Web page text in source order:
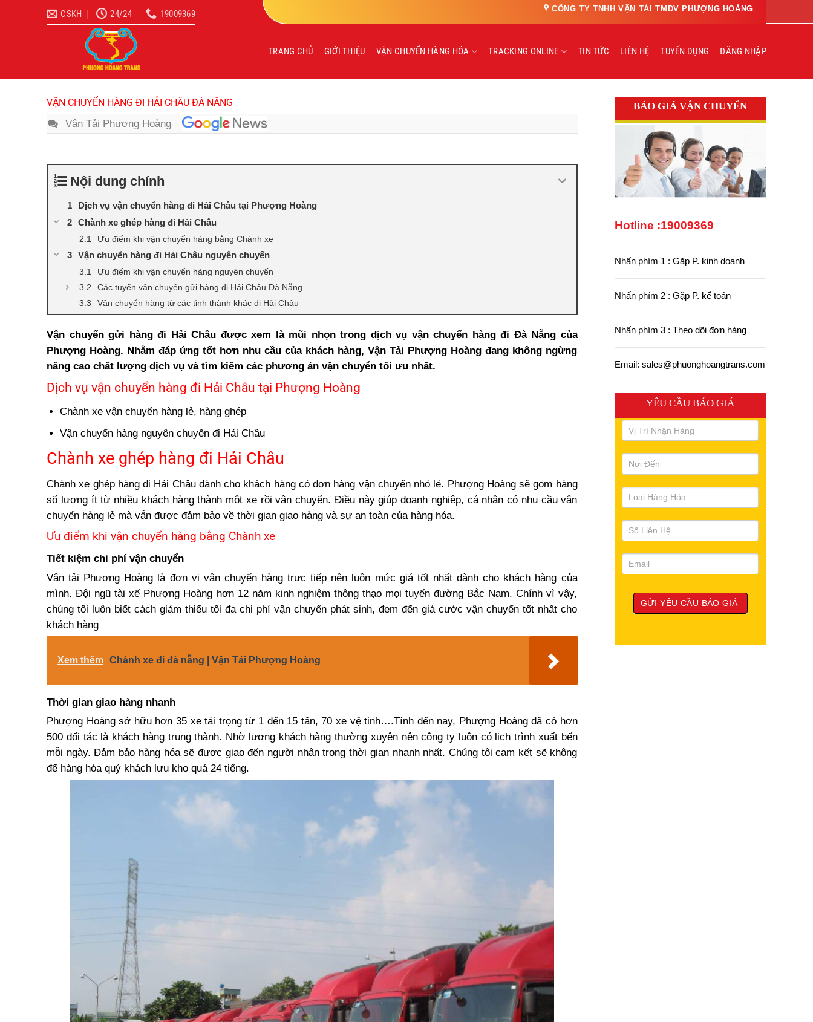
CSKH 24/24 19009369 CÔNG TY TNHH VẬN TẢI TMDV PHƯỢNG HOÀNG
TRANG CHỦ GIỚI THIỆU VẬN CHUYỂN HÀNG HÓA TRACKING ONLINE TIN TỨC LIÊN HỆ TUYỂN DỤNG ĐĂNG NHẬP
VẬN CHUYỂN HÀNG ĐI HẢI CHÂU ĐÀ NẴNG
Vận Tải Phượng Hoàng
Nội dung chính
Dịch vụ vận chuyển hàng đi Hải Châu tại Phượng Hoàng
Chành xe ghép hàng đi Hải Châu
Ưu điểm khi vận chuyển hàng bằng Chành xe
Vận chuyển hàng đi Hải Châu nguyên chuyến
Ưu điểm khi vận chuyển hàng nguyên chuyến
Các tuyến vận chuyển gửi hàng đi Hải Châu Đà Nẵng
Vận chuyển hàng từ các tỉnh thành khác đi Hải Châu
Vận chuyển gửi hàng đi Hải Châu được xem là mũi nhọn trong dịch vụ vận chuyển hàng đi Đà Nẵng của
Phượng Hoàng. Nhằm đáp ứng tốt hơn nhu cầu của khách hàng, Vận Tải Phượng Hoàng đang không ngừng
nâng cao chất lượng dịch vụ và tìm kiếm các phương án vận chuyển tối ưu nhất.
Dịch vụ vận chuyển hàng đi Hải Châu tại Phượng Hoàng
Chành xe vận chuyển hàng lẻ, hàng ghép
Vận chuyển hàng nguyên chuyến đi Hải Châu
Chành xe ghép hàng đi Hải Châu
Chành xe ghép hàng đi Hải Châu dành cho khách hàng có đơn hàng vận chuyển nhỏ lẻ. Phượng Hoàng sẽ gom hàng
số lượng ít từ nhiều khách hàng thành một xe rồi vận chuyển. Điều này giúp doanh nghiệp, cá nhân có nhu cầu vận
chuyển hàng lẻ mà vẫn được đảm bảo về thời gian giao hàng và sự an toàn của hàng hóa.
Ưu điểm khi vận chuyển hàng bằng Chành xe
Tiết kiệm chi phí vận chuyển
Vận tải Phượng Hoàng là đơn vị vận chuyển hàng trực tiếp nên luôn mức giá tốt nhất dành cho khách hàng của
mình. Đội ngũ tài xế Phượng Hoàng hơn 12 năm kinh nghiệm thông thạo mọi tuyến đường Bắc Nam. Chính vì vậy,
chúng tôi luôn biết cách giảm thiểu tối đa chi phí vận chuyển phát sinh, đem đến giá cước vận chuyển tốt nhất cho
khách hàng
Xem thêm Chành xe đi đà nẵng | Vận Tải Phượng Hoàng
Thời gian giao hàng nhanh
Phượng Hoàng sở hữu hơn 35 xe tải trọng từ 1 đến 15 tấn, 70 xe vệ tinh….Tính đến nay, Phượng Hoàng đã có hơn
500 đối tác là khách hàng trung thành. Nhờ lượng khách hàng thường xuyên nên công ty luôn có lịch trình xuất bến
mỗi ngày. Đảm bảo hàng hóa sẽ được giao đến người nhận trong thời gian nhanh nhất. Chúng tôi cam kết sẽ không
để hàng hóa quý khách lưu kho quá 24 tiếng.
BÁO GIÁ VẬN CHUYỂN
Hotline :19009369
Nhấn phím 1 : Gặp P. kinh doanh
Nhấn phím 2 : Gặp P. kế toán
Nhấn phím 3 : Theo dõi đơn hàng
Email: sales@phuonghoangtrans.com
YÊU CẦU BÁO GIÁ